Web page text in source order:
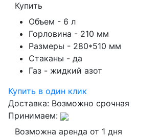
Купить
Объем - 6 л
Горловина - 210 мм
Размеры - 280*510 мм
Стаканы - да
Газ - жидкий азот
Купить в один клик
Доставка: Возможно срочная
Принимаем:
Возможна аренда от 1 дня